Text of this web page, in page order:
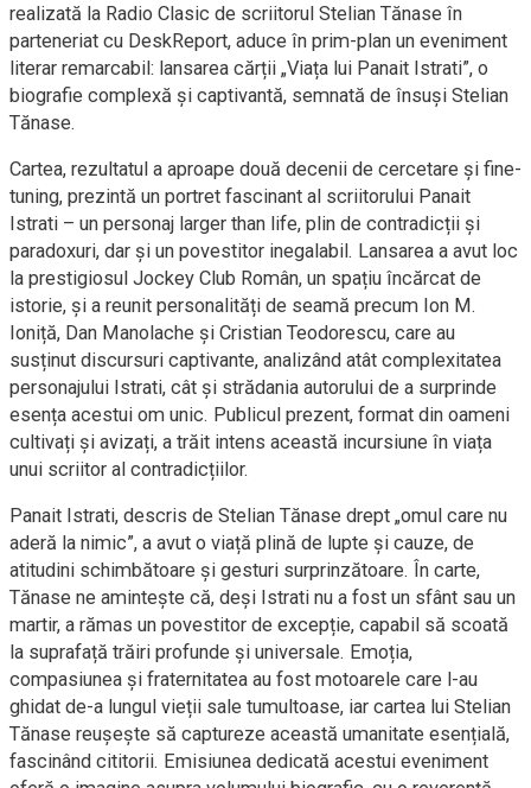
realizată la Radio Clasic de scriitorul Stelian Tănase în
parteneriat cu DeskReport, aduce în prim-plan un eveniment
literar remarcabil: lansarea cărții „Viața lui Panait Istrati”, o
biografie complexă și captivantă, semnată de însuși Stelian
Tănase.
Cartea, rezultatul a aproape două decenii de cercetare și fine-
tuning, prezintă un portret fascinant al scriitorului Panait
Istrati – un personaj larger than life, plin de contradicții și
paradoxuri, dar și un povestitor inegalabil. Lansarea a avut loc
la prestigiosul Jockey Club Român, un spațiu încărcat de
istorie, și a reunit personalități de seamă precum Ion M.
Ioniță, Dan Manolache și Cristian Teodorescu, care au
susținut discursuri captivante, analizând atât complexitatea
personajului Istrati, cât și strădania autorului de a surprinde
esența acestui om unic. Publicul prezent, format din oameni
cultivați și avizați, a trăit intens această incursiune în viața
unui scriitor al contradicțiilor.
Panait Istrati, descris de Stelian Tănase drept „omul care nu
aderă la nimic”, a avut o viață plină de lupte și cauze, de
atitudini schimbătoare și gesturi surprinzătoare. În carte,
Tănase ne amintește că, deși Istrati nu a fost un sfânt sau un
martir, a rămas un povestitor de excepție, capabil să scoată
la suprafață trăiri profunde și universale. Emoția,
compasiunea și fraternitatea au fost motoarele care l-au
ghidat de-a lungul vieții sale tumultoase, iar cartea lui Stelian
Tănase reușește să captureze această umanitate esențială,
fascinând cititorii. Emisiunea dedicată acestui eveniment